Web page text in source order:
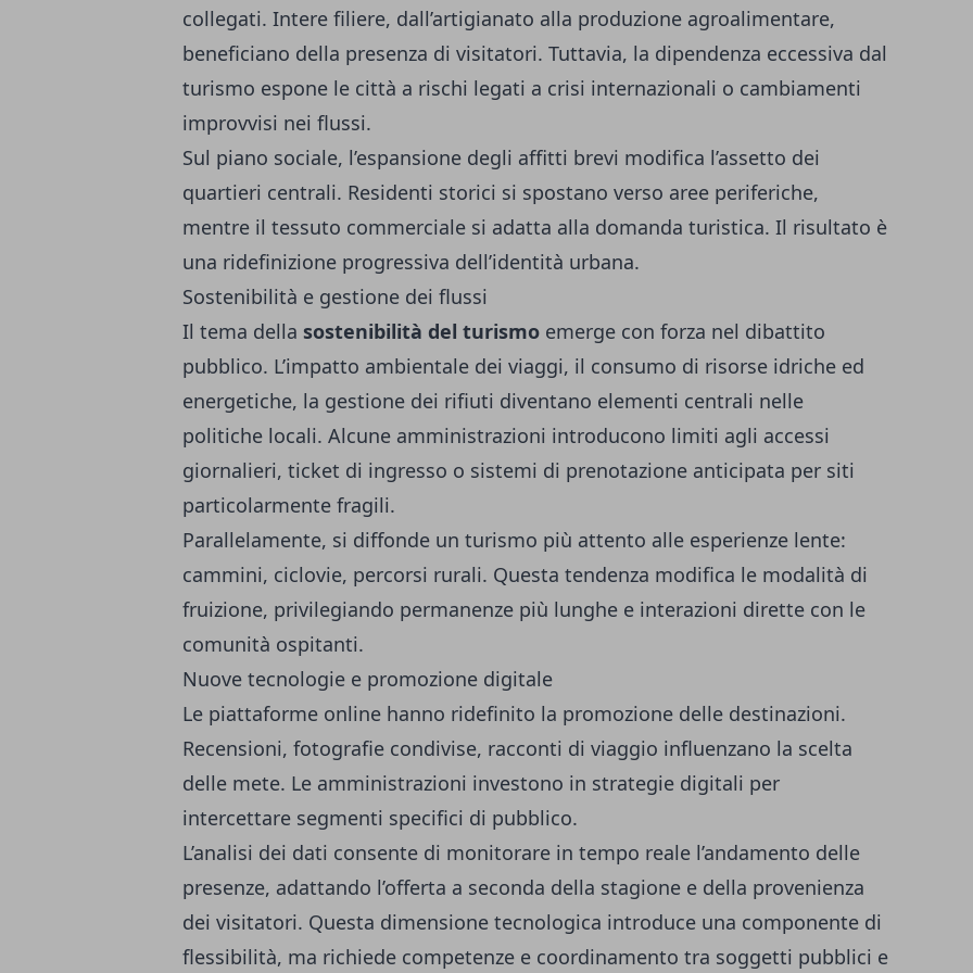
collegati. Intere filiere, dall’artigianato alla produzione agroalimentare,
beneficiano della presenza di visitatori. Tuttavia, la dipendenza eccessiva dal
turismo espone le città a rischi legati a crisi internazionali o cambiamenti
improvvisi nei flussi.
Sul piano sociale, l’espansione degli affitti brevi modifica l’assetto dei
quartieri centrali. Residenti storici si spostano verso aree periferiche,
mentre il tessuto commerciale si adatta alla domanda turistica. Il risultato è
una ridefinizione progressiva dell’identità urbana.
Sostenibilità e gestione dei flussi
Il tema della sostenibilità del turismo emerge con forza nel dibattito
pubblico. L’impatto ambientale dei viaggi, il consumo di risorse idriche ed
energetiche, la gestione dei rifiuti diventano elementi centrali nelle
politiche locali. Alcune amministrazioni introducono limiti agli accessi
giornalieri, ticket di ingresso o sistemi di prenotazione anticipata per siti
particolarmente fragili.
Parallelamente, si diffonde un turismo più attento alle esperienze lente:
cammini, ciclovie, percorsi rurali. Questa tendenza modifica le modalità di
fruizione, privilegiando permanenze più lunghe e interazioni dirette con le
comunità ospitanti.
Nuove tecnologie e promozione digitale
Le piattaforme online hanno ridefinito la promozione delle destinazioni.
Recensioni, fotografie condivise, racconti di viaggio influenzano la scelta
delle mete. Le amministrazioni investono in strategie digitali per
intercettare segmenti specifici di pubblico.
L’analisi dei dati consente di monitorare in tempo reale l’andamento delle
presenze, adattando l’offerta a seconda della stagione e della provenienza
dei visitatori. Questa dimensione tecnologica introduce una componente di
flessibilità, ma richiede competenze e coordinamento tra soggetti pubblici e